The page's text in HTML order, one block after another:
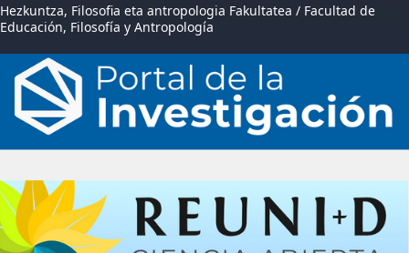
Hezkuntza, Filosofia eta antropologia Fakultatea / Facultad de
Educación, Filosofía y Antropología